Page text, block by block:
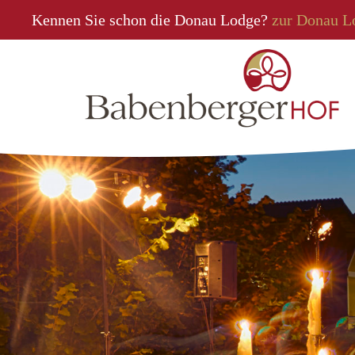
Kennen Sie schon die Donau Lodge? zur Donau